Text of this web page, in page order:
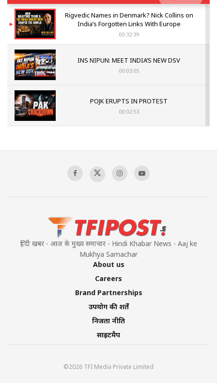
Rigvedic Names in Denmark? Nick Collins on
India’s Forgotten Links With Europe
00:32:39
INS NIPUN: MEET INDIA’S NEW DSV
00:03:05
POJK ERUPTS IN PROTEST
00:02:53
Sagar
हिंदी खबर - आज के मुख्य समाचार - Hindi Khabar News - Aaj ke
Mukhya Samachar
About us
Careers
Brand Partnerships
उपयोग की शर्तें
निजता नीति
साइटमैप
©2026 TFI Media Private Limited